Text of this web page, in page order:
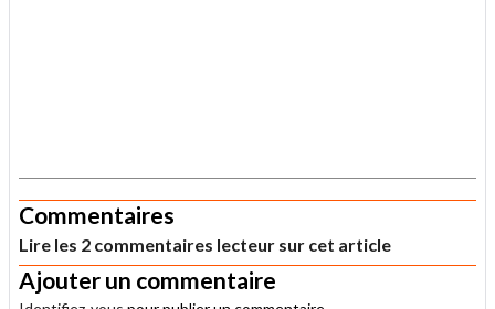
Commentaires
Lire les 2 commentaires lecteur sur cet article
Ajouter un commentaire